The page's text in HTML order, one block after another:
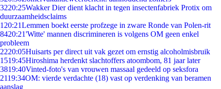
3220:25Wakker Dier dient klacht in tegen insectenfabriek Protix om
duurzaamheidsclaims
1 20:21Lemmen boekt eerste profzege in zware Ronde van Polen-rit
8420:21'Witte' mannen discrimineren is volgens OM geen enkel
probleem
2220:05Huisarts per direct uit vak gezet om ernstig alcoholmisbruik
1519:45Hiroshima herdenkt slachtoffers atoombom, 81 jaar later
3819:40Vinted-foto's van vrouwen massaal gedeeld op seksfora
2119:34OM: vierde verdachte (18) vast op verdenking van beramen
aanslag